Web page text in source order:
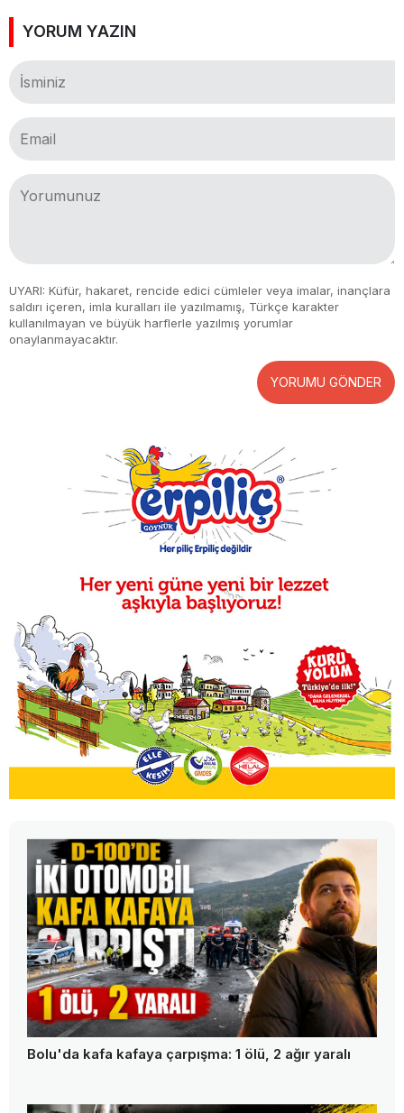
YORUM YAZIN
UYARI: Küfür, hakaret, rencide edici cümleler veya imalar, inançlara
saldırı içeren, imla kuralları ile yazılmamış, Türkçe karakter
kullanılmayan ve büyük harflerle yazılmış yorumlar
onaylanmayacaktır.
YORUMU GÖNDER
Bolu'da kafa kafaya çarpışma: 1 ölü, 2 ağır yaralı